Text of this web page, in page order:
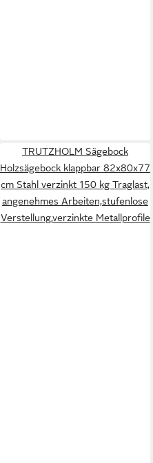
TRUTZHOLM Sägebock
Holzsägebock klappbar 82x80x77
cm Stahl verzinkt 150 kg Traglast,
angenehmes Arbeiten,stufenlose
Verstellung,verzinkte Metallprofile